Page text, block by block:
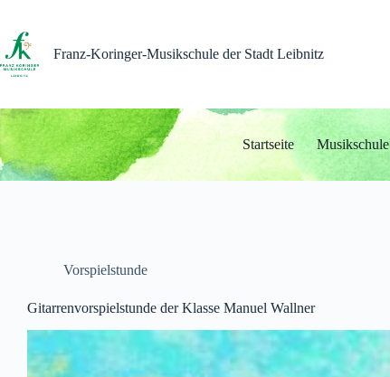
springen
Franz-Koringer-Musikschule der Stadt Leibnitz
Startseite Musikschule
Vorspielstunde
Gitarrenvorspielstunde der Klasse Manuel Wallner